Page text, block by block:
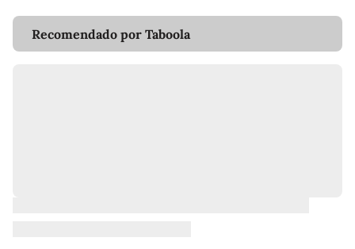
Recomendado por Taboola